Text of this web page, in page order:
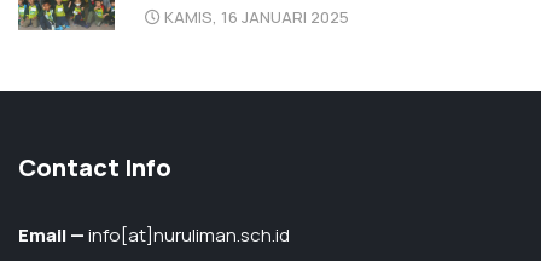
KAMIS, 16 JANUARI 2025
Contact Info
Email —info[at]nuruliman.sch.id